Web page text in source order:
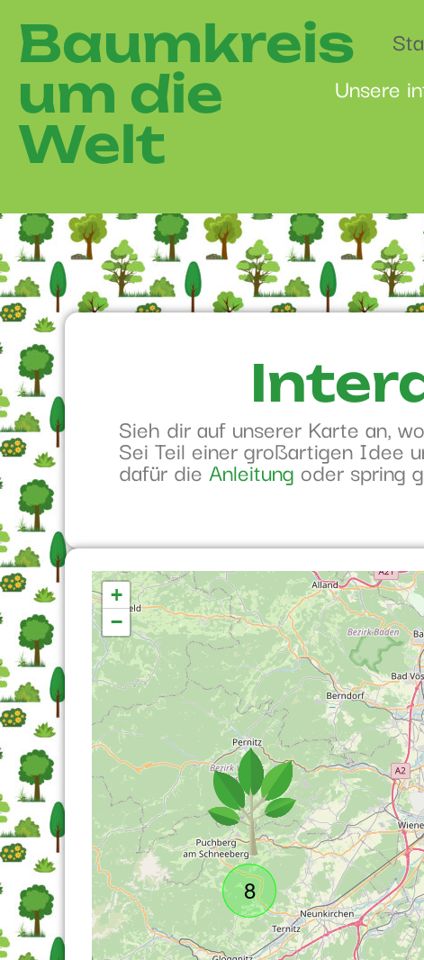
Baumkreis
um die
Welt
Unsere
Sieh dir auf unserer Karte an,
Sei Teil einer großartigen Idee
dafür dieAnleitungoder spring
Karte wird geladen...
8
+
−